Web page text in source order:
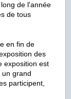
de l'année
de tous
en fin de
des
exposition est
grand
participent,